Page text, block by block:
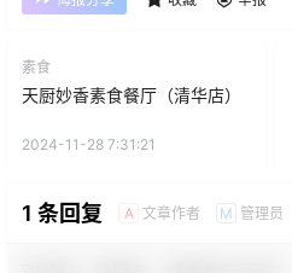
素食
天厨妙香素食餐厅（清华店）
2024-11-28 7:31:21
1 条回复 A 文章作者 M 管理员